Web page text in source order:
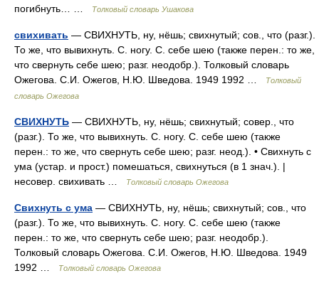
погибнуть… …
Толковый словарь Ушакова
свихивать — СВИХНУТЬ, ну, нёшь; свихнутый; сов., что (разг.).
То же, что вывихнуть. С. ногу. С. себе шею (также перен.: то же,
что свернуть себе шею; разг. неодобр.). Толковый словарь
Ожегова. С.И. Ожегов, Н.Ю. Шведова. 1949 1992 …
Толковый
словарь Ожегова
СВИХНУТЬ — СВИХНУТЬ, ну, нёшь; свихнутый; совер., что
(разг.). То же, что вывихнуть. С. ногу. С. себе шею (также
перен.: то же, что свернуть себе шею; разг. неод.). • Свихнуть с
ума (устар. и прост.) помешаться, свихнуться (в 1 знач.). |
несовер. свихивать …
Толковый словарь Ожегова
Свихнуть с ума — СВИХНУТЬ, ну, нёшь; свихнутый; сов., что
(разг.). То же, что вывихнуть. С. ногу. С. себе шею (также
перен.: то же, что свернуть себе шею; разг. неодобр.).
Толковый словарь Ожегова. С.И. Ожегов, Н.Ю. Шведова. 1949
1992 …
Толковый словарь Ожегова